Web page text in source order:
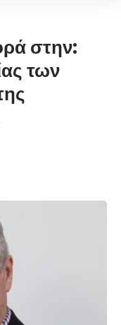
στην:
των